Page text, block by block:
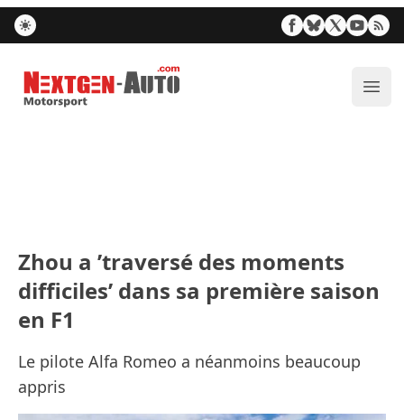
Nextgen-Auto.com
Zhou a ’traversé des moments
difficiles’ dans sa première saison
en F1
Le pilote Alfa Romeo a néanmoins beaucoup
appris